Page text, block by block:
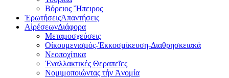
Βόρειος Ἤπειρος
ἘρωτήσειςἈπαντήσεις
ΑἱρέσεωνΔιάφορα
Μεταμοσχεύσεις
Οἰκουμενισμός-Ἐκκοσμίκευση-Διαθρησκειακά
Νεοποχίτικα
Ἐναλλακτικές Θεραπεῖες
Νομιμοποιώντας τήν Ἀνομία